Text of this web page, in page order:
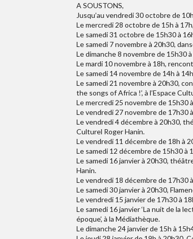
A SOUSTONS,
Jusqu’au vendredi 30 octobre de
Le mercredi 28 octobre de 15h à
Le samedi 31 octobre de 15h30 à
Le samedi 7 novembre à 20h30,
Le dimanche 8 novembre de 15h30
Le mardi 10 novembre à 18h,
Le samedi 14 novembre de 14h à
Le samedi 21 novembre à 20h30,
the songs of Africa !’, à l’Espace
Le mercredi 25 novembre de 15h30
Le vendredi 27 novembre de 17h30
Le vendredi 4 décembre à 20h30,
Culturel Roger Hanin.
Le vendredi 11 décembre de 18h à
Le samedi 12 décembre de 15h30 à
Le samedi 16 janvier à 20h30,
Hanin.
Le vendredi 18 décembre de 17h30
Le samedi 30 janvier à 20h30,
Le vendredi 15 janvier de 17h30 à
Le samedi 16 janvier ‘La nuit de la
époque’, à la Médiathèque.
Le dimanche 24 janvier de 15h à